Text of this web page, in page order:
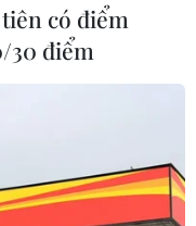
có điểm
30 điểm